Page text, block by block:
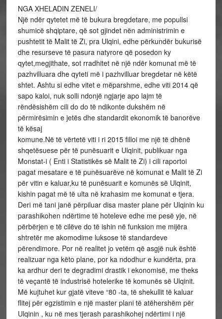
NGA XHELADIN ZENELI/
Një ndër qytetet më të bukura bregdetare, me popullsi
shumicë shqiptare, që sot gjindet nën administrimin e
pushtetit të Malit të Zi, pra Ulqini, edhe përkundër bukurisë
dhe resurseve të pasura natyrore që posedon ky
qytet,megjithate, sot rradhitet në një ndër komunat më të
pazhvilluara dhe qyteti më i pazhvilluar bregdetar në këtë
shtet. Ashtu si edhe vitet e mëparshme, edhe viti 2014 që
sapo kaloi, nuk solli ndonjë ngjarje apo lajm të
rëndësishëm cili do do të ndikonte dukshëm në
përmirësimin e jetës dhe standardit ekonomik të banorëve
të kësaj
komune.Në të vërtetë viti i ri 2015 filloi me një të dhënë
shqetësuese për të punësuarit e Ulqinit, publikuar nga
Monstat-i ( Enti i Statistikës së Malit të Zi) i cili raportoi
pagat mesatare e të punësuarëve në komunat e Malit të Zi
për vitin e kaluar,ku të punësuarit e komunës së Ulqinit,
kishin pagat më të ulta në krahasim me komunat e tjera.
Deri më tani janë përpiluar disa master plane për Ulqinin ku
parashikohen ndërtime të hoteleve edhe me pesë yje, në
përbërjen e të cilëve do të ishin në funksion me mijëra
shtretër me akomodime luksose të standardeve
përendimore. Por në realitet jo vetëm që asgjë nuk është
realizuar nga këto plane, por ka ndodhur e kundërta, pra
ka ardhur deri te degradimi drastik i ekonomisë, me theks
të veçantë të industrisë hotelerike të komunës së Ulqinit.
Më kujtuhet kur gjatë viteve “80 -ta, të shekullit të kaluar
flitej për egzistimin e një master plani të atëhershëm për
Ulqinin , ku në mes tjerash parashikohej ndërtimi i një